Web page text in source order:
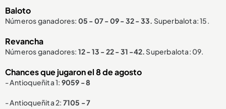
Baloto
Números ganadores: 05 - 07 - 09 - 32 - 33. Superbalota: 15.
Revancha
Números ganadores: 12 - 13 - 22 - 31 -42.Superbalota: 09.
Chances que jugaron el 8 de agosto
- Antioqueñita 1: 9059 - 8
- Antioqueñita 2: 7105 - 7